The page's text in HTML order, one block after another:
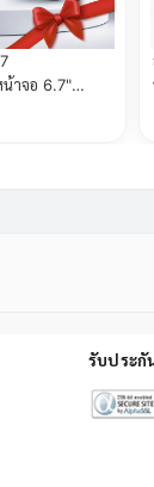
อ 6.7"
รับประกั